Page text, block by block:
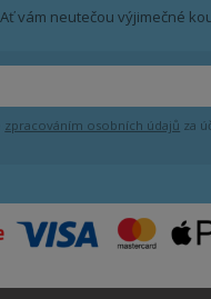
Ať vám neutečou výjimečné
zpracováním osobních údajů za